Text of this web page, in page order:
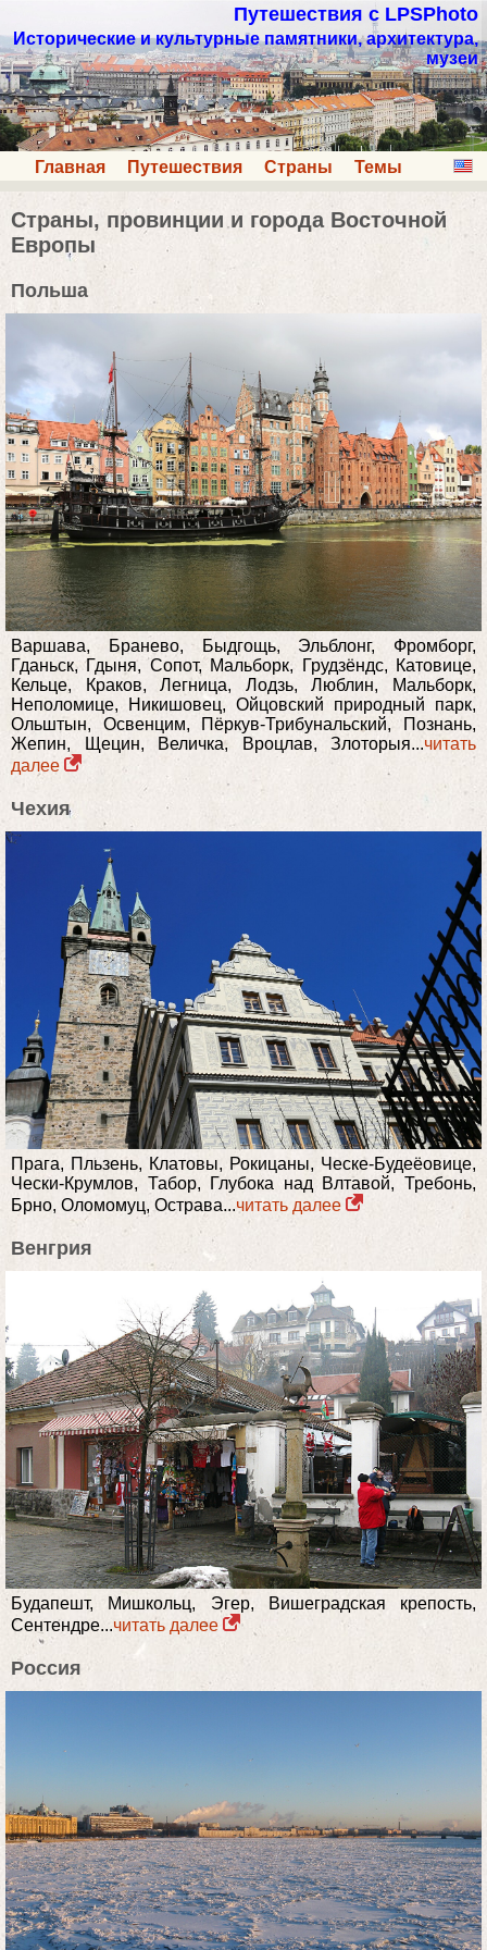
Путешествия с LPSPhoto
Исторические и культурные памятники, архитектура,
музеи
Главная Путешествия Страны Темы
Cтраны, провинции и города Восточной
Европы
Польша
Варшава, Бранево, Быдгощь, Эльблонг, Фромборг,
Гданьск, Гдыня, Сопот, Мальборк, Грудзёндс, Катовице,
Кельце, Краков, Легница, Лодзь, Люблин, Мальборк,
Неполомице, Никишовец, Ойцовский природный парк,
Ольштын, Освенцим, Пёркув-Трибунальский, Познань,
Жепин, Щецин, Величка, Вроцлав, Злоторыя...читать
далее
Чехия
Прага, Пльзень, Клатовы, Рокицаны, Ческе-Будеёовице,
Чески-Крумлов, Табор, Глубока над Влтавой, Требонь,
Брно, Оломомуц, Острава...читать далее
Венгрия
Будапешт, Мишкольц, Эгер, Вишеградская крепость,
Сентендре...читать далее
Россия